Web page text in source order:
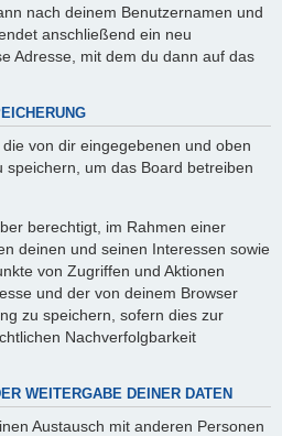
nach deinem Benutzernamen und
anschließend ein neu
Adresse, mit dem du dann auf das
von dir eingegebenen und oben
speichern, um das Board betreiben
berechtigt, im Rahmen einer
deinen und seinen Interessen sowie
von Zugriffen und Aktionen
und der von deinem Browser
zu speichern, sofern dies zur
Nachverfolgbarkeit
WEITERGABE DEINER DATEN
Austausch mit anderen Personen